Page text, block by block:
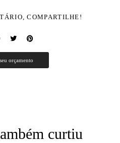
COMPARTILHE!
orçamento
curtiu